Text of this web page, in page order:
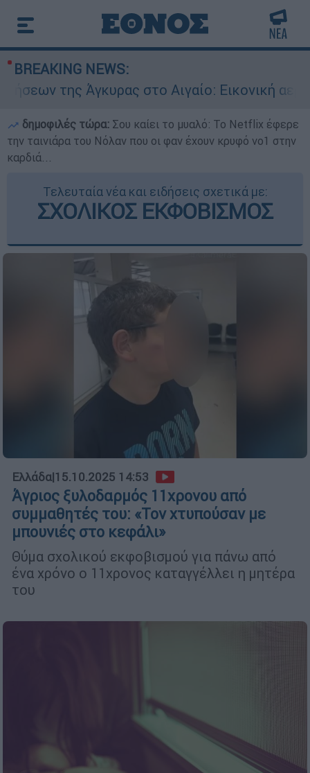
BREAKING NEWS:
στο Αιγαίο: Εικονική αερομαχία
δημοφιλές τώρα: Σου καίει το μυαλό: Το Netflix έφερε
την ταινιάρα του Νόλαν που οι φαν έχουν κρυφό νο1 στην
καρδιά...
Τελευταία νέα και ειδήσεις σχετικά με:
ΣΧΟΛΙΚΟΣ ΕΚΦΟΒΙΣΜΟΣ
Ελλάδα|15.10.2025 14:53
Άγριος ξυλοδαρμός 11χρονου από
συμμαθητές του: «Τον χτυπούσαν με
μπουνιές στο κεφάλι»
Θύμα σχολικού εκφοβισμού για πάνω από
ένα χρόνο ο 11χρονος καταγγέλλει η μητέρα
του